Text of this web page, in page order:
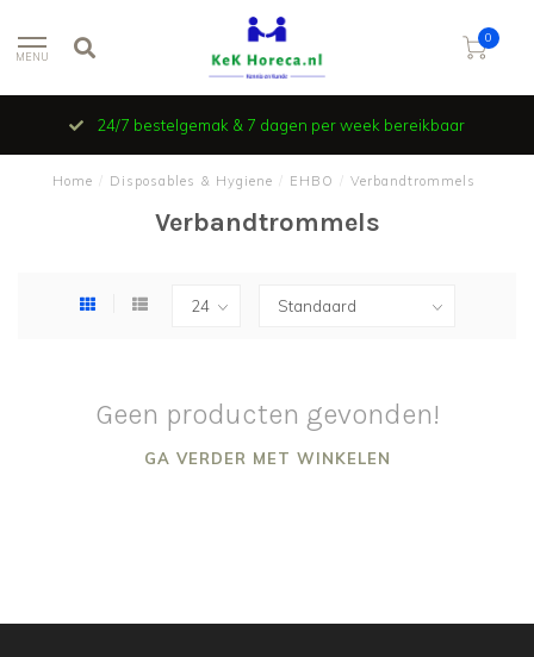
MENU
0
24/7 bestelgemak & 7 dagen per week bereikbaar
Home Disposables & Hygiene EHBO Verbandtrommels
Verbandtrommels
Geen producten gevonden!
GA VERDER MET WINKELEN